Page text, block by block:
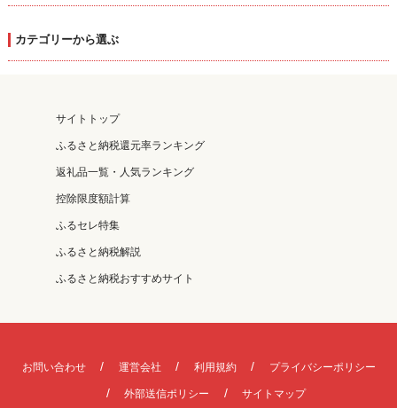
カテゴリーから選ぶ
サイトトップ
ふるさと納税還元率ランキング
返礼品一覧・人気ランキング
控除限度額計算
ふるセレ特集
ふるさと納税解説
ふるさと納税おすすめサイト
お問い合わせ 運営会社 利用規約 プライバシーポリシー
外部送信ポリシー サイトマップ